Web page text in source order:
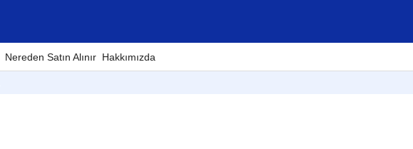
Nereden Satın Alınır Hakkımızda